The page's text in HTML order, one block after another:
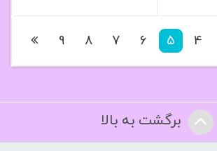
4
5
6
7
8
9
برگشت به بالا